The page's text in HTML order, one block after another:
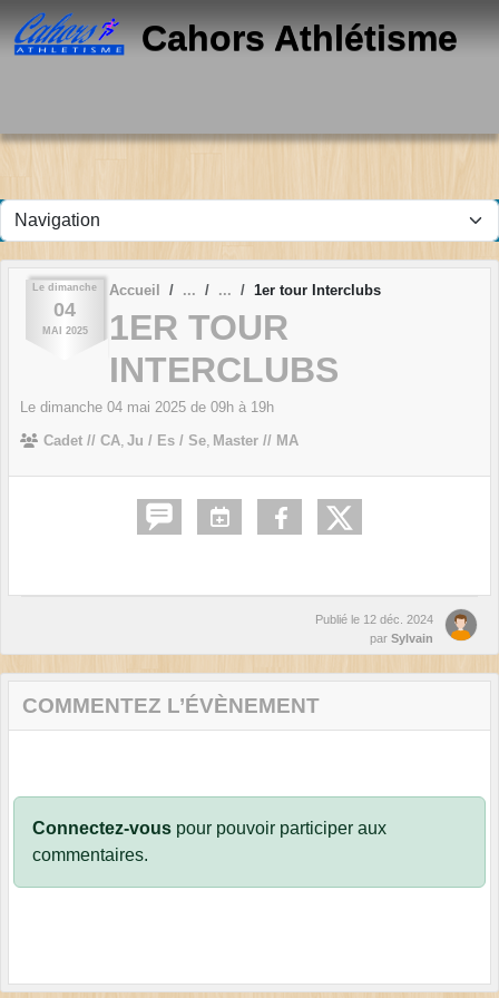
Cahors Athlétisme
Le dimanche
04
MAI 2025
Accueil 1er tour Interclubs
1ER TOUR
INTERCLUBS
Le dimanche 04 mai 2025 de 09h à 19h
Cadet // CA Ju / Es / Se Master // MA
Publié le 12 déc. 2024
par Sylvain
COMMENTEZ L’ÉVÈNEMENT
Connectez-vous pour pouvoir participer aux
commentaires.
Panneau de gestion des cookies